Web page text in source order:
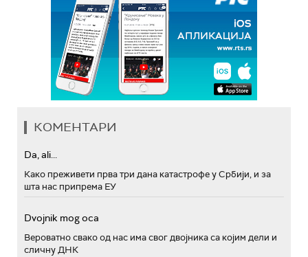
КОМЕНТАРИ
Da, ali...
Како преживети прва три дана катастрофе у Србији, и за
шта нас припрема ЕУ
Dvojnik mog oca
Вероватно свако од нас има свог двојника са којим дели и
сличну ДНК